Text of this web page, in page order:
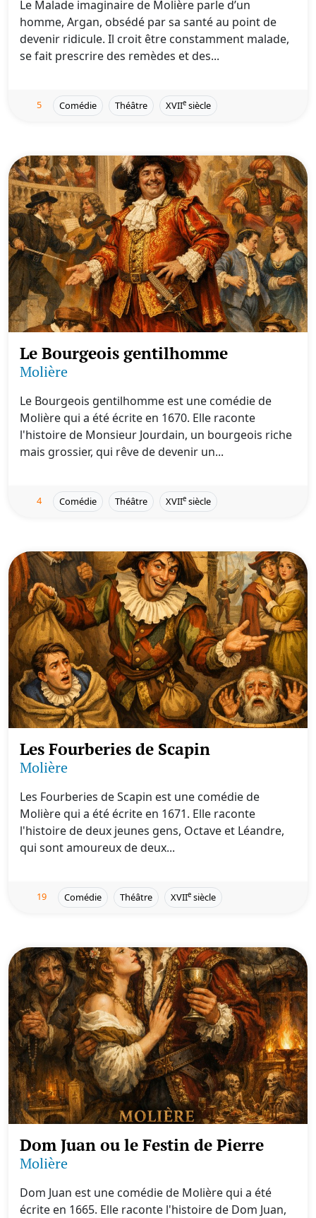
Le Malade imaginaire de Molière parle d’un
homme, Argan, obsédé par sa santé au point de
devenir ridicule. Il croit être constamment malade,
se fait prescrire des remèdes et des...
5 Comédie Théâtre XVIIe siècle
Le Bourgeois gentilhomme
Molière
Le Bourgeois gentilhomme est une comédie de
Molière qui a été écrite en 1670. Elle raconte
l'histoire de Monsieur Jourdain, un bourgeois riche
mais grossier, qui rêve de devenir un...
4 Comédie Théâtre XVIIe siècle
Les Fourberies de Scapin
Molière
Les Fourberies de Scapin est une comédie de
Molière qui a été écrite en 1671. Elle raconte
l'histoire de deux jeunes gens, Octave et Léandre,
qui sont amoureux de deux...
19 Comédie Théâtre XVIIe siècle
Dom Juan ou le Festin de Pierre
Molière
Dom Juan est une comédie de Molière qui a été
écrite en 1665. Elle raconte l'histoire de Dom Juan,